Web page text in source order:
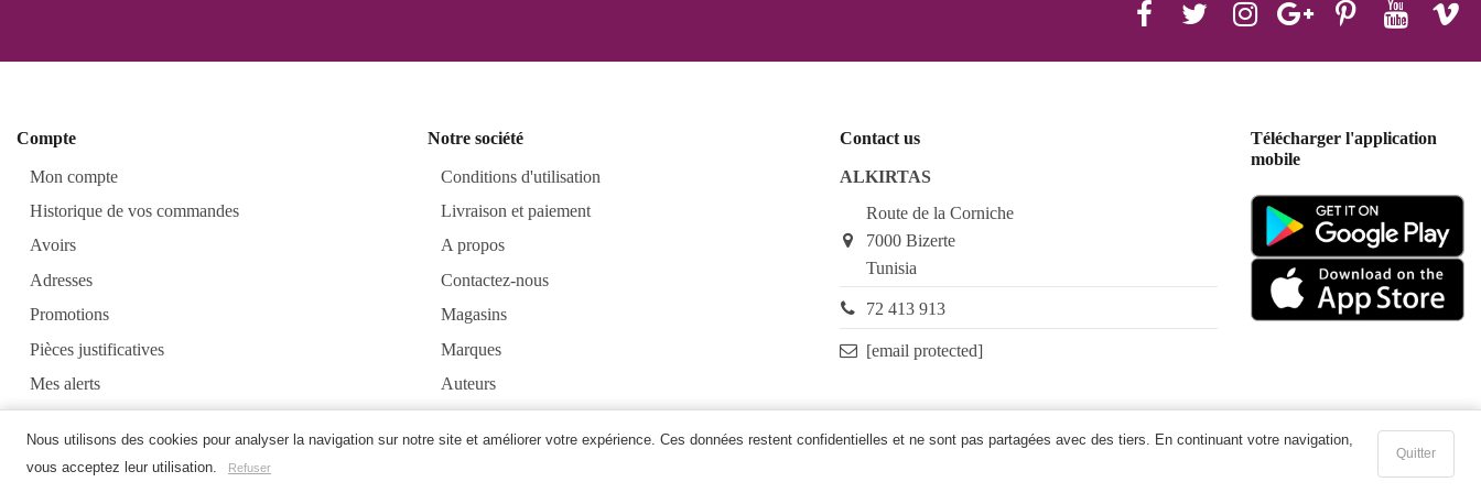
Nous utilisons des cookies pour analyser la navigation sur notre site et améliorer votre expérience. Ces données restent confidentielles et ne sont pas partagées avec des tiers. En continuant votre navigation,
vous acceptez leur utilisation.
Refuser
Quitter
Compte
Mon compte
Historique de vos commandes
Avoirs
Adresses
Promotions
Pièces justificatives
Mes alerts
Notre société
Conditions d'utilisation
Livraison et paiement
A propos
Contactez-nous
Magasins
Marques
Auteurs
Contact us
ALKIRTAS
Route de la Corniche
7000 Bizerte
Tunisia
72 413 913
[email protected]
Télécharger l'application
mobile